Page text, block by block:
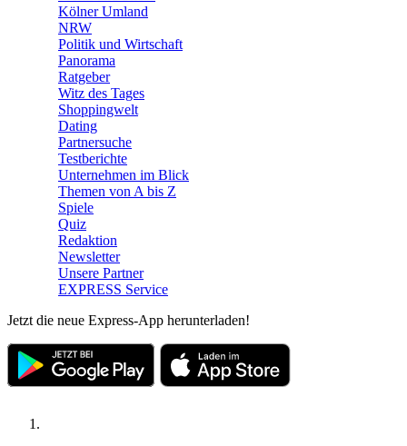
Kölner Umland
NRW
Politik und Wirtschaft
Panorama
Ratgeber
Witz des Tages
Shoppingwelt
Dating
Partnersuche
Testberichte
Unternehmen im Blick
Themen von A bis Z
Spiele
Quiz
Redaktion
Newsletter
Unsere Partner
EXPRESS Service
Jetzt die neue Express-App herunterladen!